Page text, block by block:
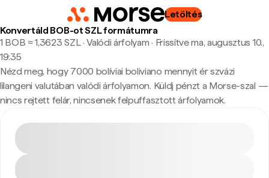
Letöltés
Konvertáld BOB-ot SZL formátumra
1 BOB ≈ 1,3623 SZL · Valódi árfolyam · Frissítve ma, augusztus 10.,
19:35
Nézd meg, hogy 7000 bolíviai boliviano mennyit ér szvázi
lilangeni valutában valódi árfolyamon. Küldj pénzt a Morse-szal —
nincs rejtett felár, nincsenek felpuffasztott árfolyamok.